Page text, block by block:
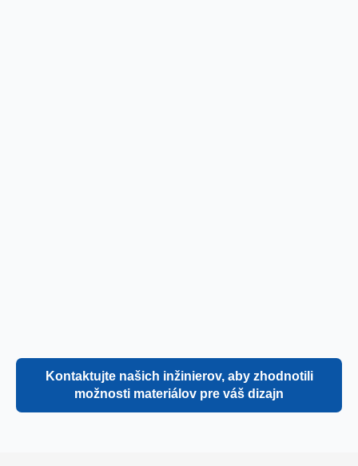
Kontaktujte našich inžinierov, aby zhodnotili
možnosti materiálov pre váš dizajn